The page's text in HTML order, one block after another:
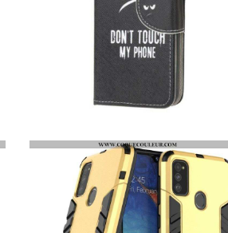
HOUSSE SAMSUNG GALAXY M21 DON'T TOUCH MY PHONE